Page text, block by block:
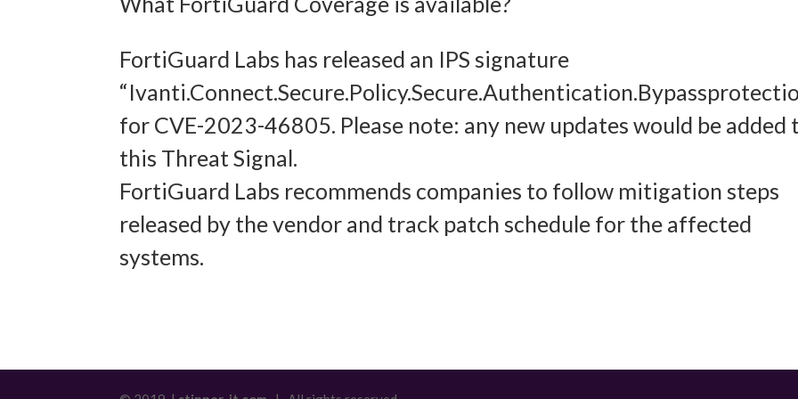
Abgleichung und Kombination von Daten aus unterschiedlichen Quellen, Verknüpfung
verschiedener Endgeräte, Identifikation von Endgeräten anhand automatisch
übermittelter Informationen.
FortiGuard Labs has released an IPS signature
for CVE-2023-46805. Please note: any new updates would be added
this Threat Signal.
FortiGuard Labs recommends companies to follow mitigation steps
released by the vendor and track patch schedule for the affected
systems.